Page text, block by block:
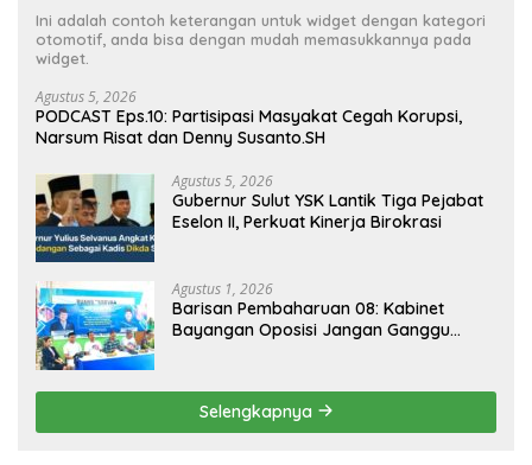
Ini adalah contoh keterangan untuk widget dengan kategori
otomotif, anda bisa dengan mudah memasukkannya pada
widget.
Agustus 5, 2026
PODCAST Eps.10: Partisipasi Masyakat Cegah Korupsi,
Narsum Risat dan Denny Susanto.SH
Agustus 5, 2026
Gubernur Sulut YSK Lantik Tiga Pejabat
Eselon II, Perkuat Kinerja Birokrasi
Agustus 1, 2026
Barisan Pembaharuan 08: Kabinet
Bayangan Oposisi Jangan Ganggu
Selengkapnya